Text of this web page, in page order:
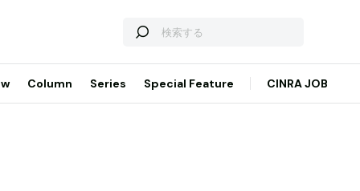
Column Series Special Feature CINRA JOB